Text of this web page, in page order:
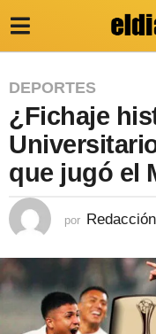
2
a
ñ
o
d
s
d
DEPORTES
¿Fichaje
que jugó el
por